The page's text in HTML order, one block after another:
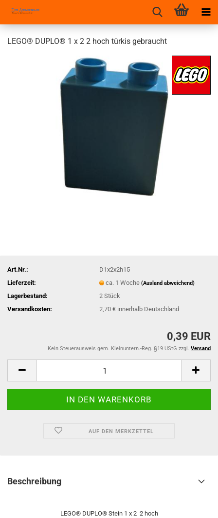
LEGO® DUPLO® 1 x 2 2 hoch türkis gebraucht
Art.Nr.:
D1x2x2h15
Lieferzeit:
ca. 1 Woche(Ausland abweichend)
Lagerbestand: 2Stück
Versandkosten:
2,70 € innerhalb Deutschland
0,39 EUR
Kein Steuerausweis gem. Kleinuntern.-Reg. §19 UStG zzgl. Versand
AUF DEN MERKZETTEL
Beschreibung
LEGO® DUPLO® Stein 1 x 2 2 hoch